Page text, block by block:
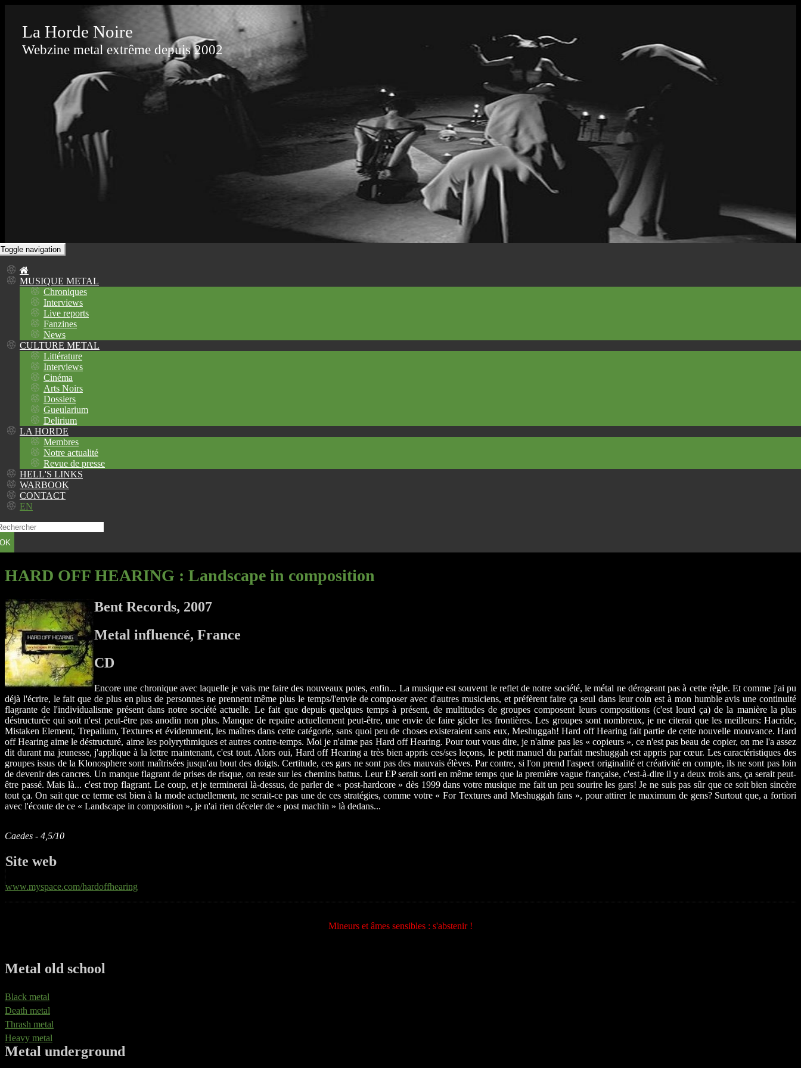
La Horde Noire
Webzine metal extrême depuis 2002
Toggle navigation
MUSIQUE METAL
Chroniques
Interviews
Live reports
Fanzines
News
CULTURE METAL
Littérature
Interviews
Cinéma
Arts Noirs
Dossiers
Gueularium
Delirium
LA HORDE
Membres
Notre actualité
Revue de presse
HELL'S LINKS
WARBOOK
CONTACT
EN
OK
HARD OFF HEARING : Landscape in composition
Bent Records, 2007
Metal influencé, France
CD
Encore une chronique avec laquelle je vais me faire des nouveaux potes, enfin... La musique est souvent le reflet de notre société, le métal ne dérogeant pas à cette règle. Et comme j'ai pu
déjà l'écrire, le fait que de plus en plus de personnes ne prennent même plus le temps/l'envie de composer avec d'autres musiciens, et préfèrent faire ça seul dans leur coin est à mon humble avis une continuité
flagrante de l'individualisme présent dans notre société actuelle. Le fait que depuis quelques temps à présent, de multitudes de groupes composent leurs compositions (c'est lourd ça) de la manière la plus
déstructurée qui soit n'est peut-être pas anodin non plus. Manque de repaire actuellement peut-être, une envie de faire gicler les frontières. Les groupes sont nombreux, je ne citerai que les meilleurs: Hacride,
Mistaken Element, Trepalium, Textures et évidemment, les maîtres dans cette catégorie, sans quoi peu de choses existeraient sans eux, Meshuggah! Hard off Hearing fait partie de cette nouvelle mouvance. Hard
off Hearing aime le déstructuré, aime les polyrythmiques et autres contre-temps. Moi je n'aime pas Hard off Hearing. Pour tout vous dire, je n'aime pas les « copieurs », ce n'est pas beau de copier, on me l'a assez
dit durant ma jeunesse, j'applique à la lettre maintenant, c'est tout. Alors oui, Hard off Hearing a très bien appris ces/ses leçons, le petit manuel du parfait meshuggah est appris par cœur. Les caractéristiques des
groupes issus de la Klonosphere sont maîtrisées jusqu'au bout des doigts. Certitude, ces gars ne sont pas des mauvais élèves. Par contre, si l'on prend l'aspect originalité et créativité en compte, ils ne sont pas loin
de devenir des cancres. Un manque flagrant de prises de risque, on reste sur les chemins battus. Leur EP serait sorti en même temps que la première vague française, c'est-à-dire il y a deux trois ans, ça serait peut-
être passé. Mais là... c'est trop flagrant. Le coup, et je terminerai là-dessus, de parler de « post-hardcore » dès 1999 dans votre musique me fait un peu sourire les gars! Je ne suis pas sûr que ce soit bien sincère
tout ça. On sait que ce terme est bien à la mode actuellement, ne serait-ce pas une de ces stratégies, comme votre « For Textures and Meshuggah fans », pour attirer le maximum de gens? Surtout que, a fortiori
avec l'écoute de ce « Landscape in composition », je n'ai rien déceler de « post machin » là dedans...
Caedes - 4,5/10
Site web
www.myspace.com/hardoffhearing
Mineurs et âmes sensibles : s'abstenir !
Metal old school
Black metal
Death metal
Thrash metal
Heavy metal
Metal underground